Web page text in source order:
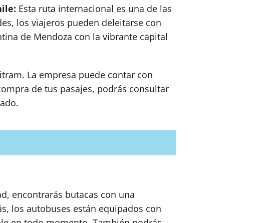
Esta ruta internacional es una de las
los viajeros pueden deleitarse con
de Mendoza con la vibrante capital
La empresa puede contar con
de tus pasajes, podrás consultar
encontrarás butacas con una
los autobuses están equipados con